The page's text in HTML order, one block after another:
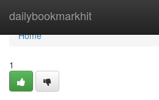
dailybookmarkhit
Home
Home
1